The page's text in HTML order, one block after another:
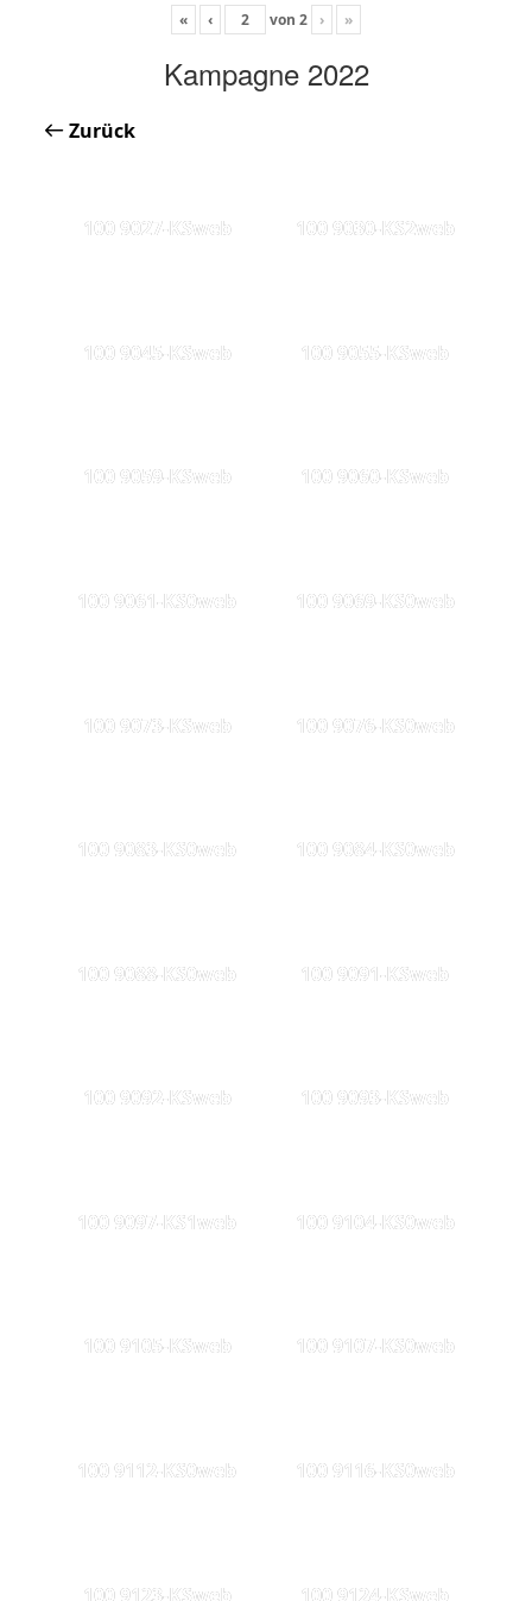
« ‹ von 2 › »
Kampagne 2022
Zurück
100 9027-KSweb 100 9030-KS2web
100 9045-KSweb 100 9055-KSweb
100 9059-KSweb 100 9060-KSweb
100 9061-KS0web 100 9069-KS0web
100 9073-KSweb 100 9076-KS0web
100 9083-KS0web 100 9084-KS0web
100 9088-KS0web 100 9091-KSweb
100 9092-KSweb 100 9093-KSweb
100 9097-KS1web 100 9104-KS0web
100 9105-KSweb 100 9107-KS0web
100 9112-KS0web 100 9116-KS0web
100 9123-KSweb 100 9124-KSweb